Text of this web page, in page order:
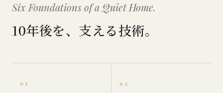
Six Foundations of a Quiet Home.
10年後を、支える技術。
01 02